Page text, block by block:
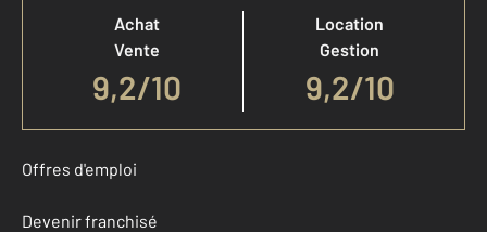
Achat
Vente
9,2/10
Location
Gestion
9,2/10
Offres d'emploi
Devenir franchisé